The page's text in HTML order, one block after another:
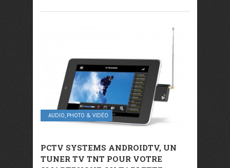
AUDIO, PHOTO & VIDÉO
PCTV SYSTEMS ANDROIDTV, UN
TUNER TV TNT POUR VOTRE